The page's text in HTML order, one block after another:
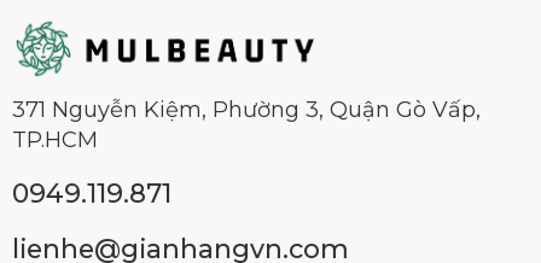
371 Nguyễn Kiệm, Phường 3, Quận Gò Vấp,
TP.HCM
0949.119.871
lienhe@gianhangvn.com